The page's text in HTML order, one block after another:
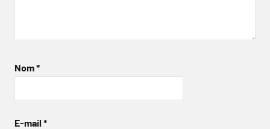
Nom*
E-mail *